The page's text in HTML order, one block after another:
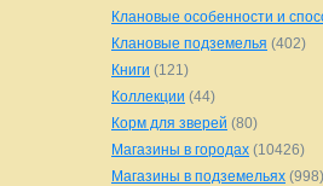
Клановые особенности и
Клановые подземелья (402)
Книги (121)
Коллекции (44)
Корм для зверей (80)
Магазины в городах (10426)
Магазины в подземельях (998)